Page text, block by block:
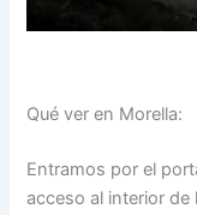
Qué ver en Morella:
Entramos por el
acceso al interior